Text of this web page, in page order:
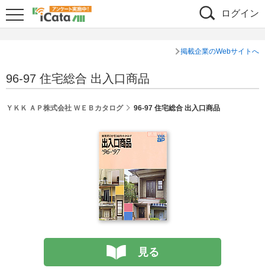
ログイン
掲載企業のWebサイトへ
96-97 住宅総合 出入口商品
ＹＫＫ ＡＰ株式会社 ＷＥＢカタログ 96-97 住宅総合 出入口商品
見る